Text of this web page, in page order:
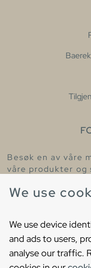
We use
We use device
and ads to users,
analyse our traffic.
Besøk en av våre
våre produkter og